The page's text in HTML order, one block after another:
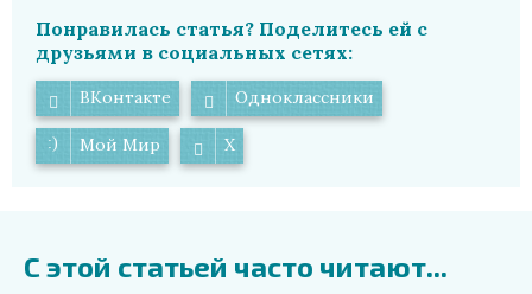
Понравилась статья? Поделитесь ей с
друзьями в социальных сетях:
ВКонтакте Одноклассники
Мой Мир X
С этой статьей часто читают...